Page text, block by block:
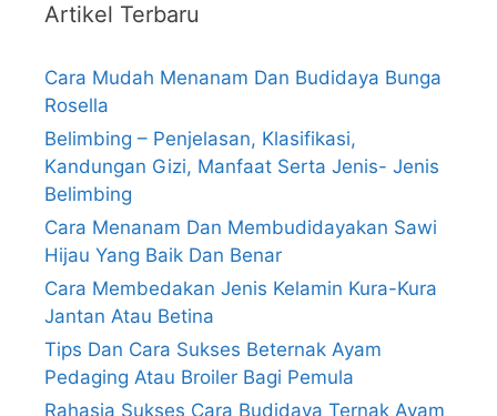
Artikel Terbaru
Cara Mudah Menanam Dan Budidaya Bunga
Rosella
Belimbing – Penjelasan, Klasifikasi,
Kandungan Gizi, Manfaat Serta Jenis- Jenis
Belimbing
Cara Menanam Dan Membudidayakan Sawi
Hijau Yang Baik Dan Benar
Cara Membedakan Jenis Kelamin Kura-Kura
Jantan Atau Betina
Tips Dan Cara Sukses Beternak Ayam
Pedaging Atau Broiler Bagi Pemula
Rahasia Sukses Cara Budidaya Ternak Ayam